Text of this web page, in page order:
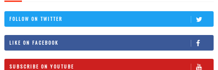
FOLLOW ON TWITTER
LIKE ON FACEBOOK
SUBSCRIBE ON YOUTUBE